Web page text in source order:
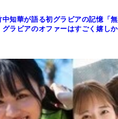
知華が語る初グラビアの記憶「無
ラビアのオファーはすごく嬉しか